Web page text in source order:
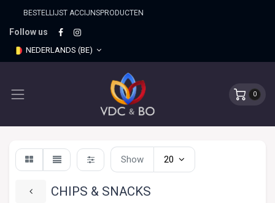
BESTELLIJST ACCIJNSPRO​DUCTEN
Follow us
NEDERLANDS (BE)
0
CHIPS & SNACKS
Show 20